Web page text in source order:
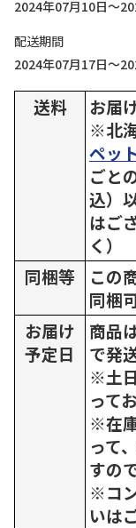
2024年07月10日～
配送期間
2024年07月17日～
送料
お届
※北
ペッ
ごと
込）
はご
く）
同梱等
この
同梱
お届け
予定日
商品
で発
※土
って
※在
って
すの
※コ
いは